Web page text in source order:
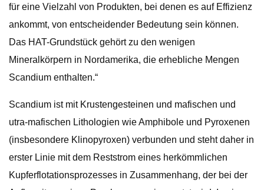
für eine Vielzahl von Produkten, bei denen es auf Effizienz
ankommt, von entscheidender Bedeutung sein können.
Das HAT-Grundstück gehört zu den wenigen
Mineralkörpern in Nordamerika, die erhebliche Mengen
Scandium enthalten.“
Scandium ist mit Krustengesteinen und mafischen und
utra-mafischen Lithologien wie Amphibole und Pyroxenen
(insbesondere Klinopyroxen) verbunden und steht daher in
erster Linie mit dem Reststrom eines herkömmlichen
Kupferflotationsprozesses in Zusammenhang, der bei der